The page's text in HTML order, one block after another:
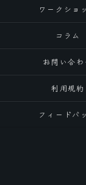
ワークショ
コラム
お問い合わ
利用規約
フィードバ